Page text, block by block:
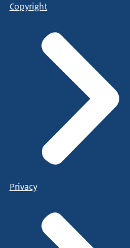
Copyright
Privacy